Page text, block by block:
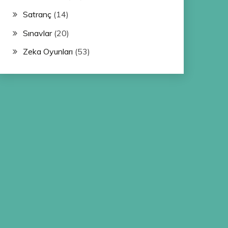
Satranç(14)
Sınavlar(20)
Zeka Oyunları (53)